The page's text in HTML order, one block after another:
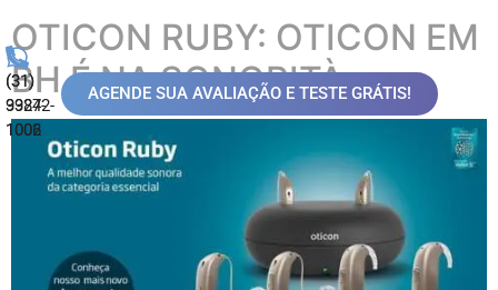
(31)
99872-
1006
(31)
3324-
1002
AGENDE SUA AVALIAÇÃO E TESTE GRÁTIS!
OTICON RUBY: OTICON EM
BH É NA SONORITÀ